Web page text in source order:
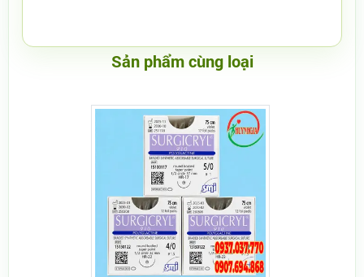
Sản phẩm cùng loại